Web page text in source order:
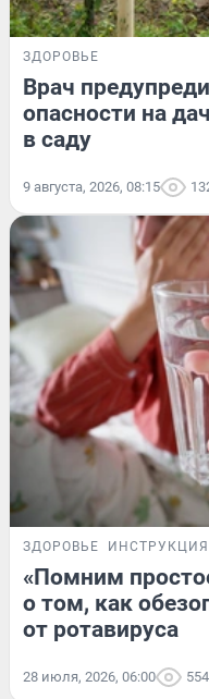
ЗДОРОВЬЕ
Врач
опасности на
в саду
9 августа, 2026, 08:15
ЗДОРОВЬЕ ИНСТРУКЦИЯ
«Помним
о том, как
от ротавируса
28 июля, 2026, 06:00 554